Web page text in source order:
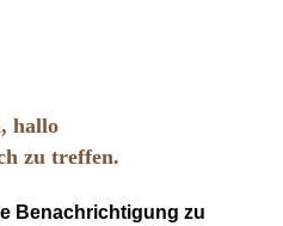
hallo
zu treffen.
Benachrichtigung zu